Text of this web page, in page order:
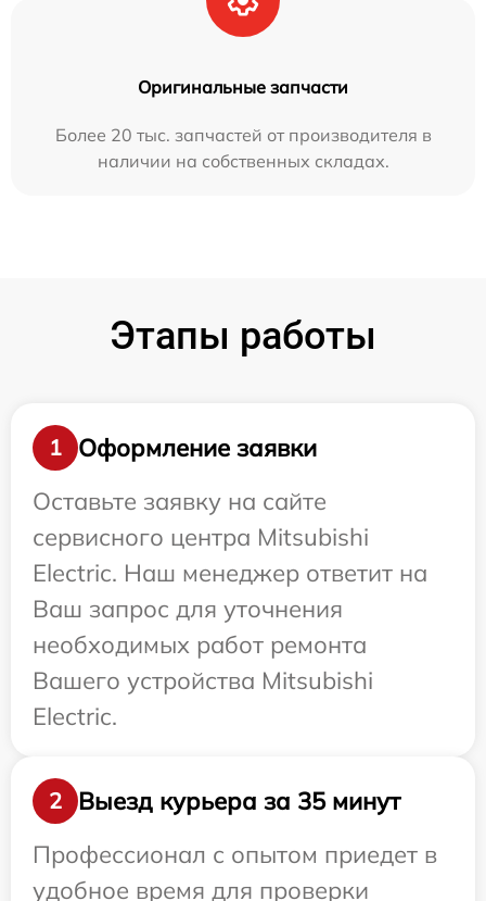
Оригинальные запчасти
Более 20 тыс. запчастей от производителя в
наличии на собственных складах.
Этапы работы
1
Оформление заявки
Оставьте заявку на сайте
сервисного центра Mitsubishi
Electric. Наш менеджер ответит на
Ваш запрос для уточнения
необходимых работ ремонта
Вашего устройства Mitsubishi
Electric.
2
Выезд курьера за 35 минут
Профессионал с опытом приедет в
удобное время для проверки